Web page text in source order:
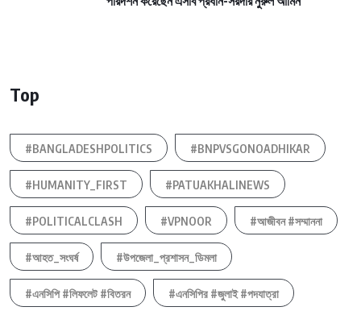
Top
#BANGLADESHPOLITICS #BNPVSGONOADHIKAR
#HUMANITY_FIRST #PATUAKHALINEWS
#POLITICALCLASH #VPNOOR #আজীবন #সম্মাননা
#আহত_সংঘর্ষ #উপজেলা_প্রশাসন_ডিমলা
#এনসিপি #লিফলেট #বিতরন #এনসিপির #জুলাই #পদযাত্রা